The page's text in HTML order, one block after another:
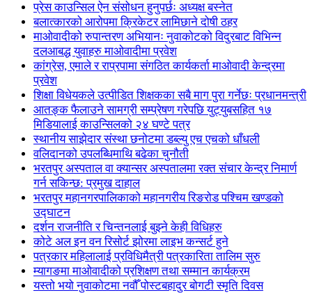
प्रेस काउन्सिल ऐन संसोधन हुनुपर्छः अध्यक्ष बस्नेत
बलात्कारको आरोपमा क्रिकेटर लामिछाने दोषी ठहर
माओवादीको रुपान्तरण अभियानः नुवाकोटको विदुरबाट विभिन्न
दलआबद्ध युवाहरु माओवादीमा प्रवेश
कांग्रेस, एमाले र राप्रपामा संगठित कार्यकर्ता माओवादी केन्द्रमा
प्रवेश
शिक्षा विधेयकले उत्पीडित शिक्षकका सबै माग पुरा गर्नेछः प्रधानमन्त्री
आतङ्क फैलाउने सामग्री सम्प्रेषण गरेपछि युट्युबसहित १७
मिडियालाई काउन्सिलको २४ घण्टे पत्र
स्थानीय साझेदार संस्था छनोटमा डब्ल्यु एच एचको धाँधली
वलिदानको उपलब्धिमाथि बढेका चुनौती
भरतपुर अस्पताल वा क्यान्सर अस्पतालमा रक्त संचार केन्द्र निमार्ण
गर्न सकिन्छ: प्रमुख दाहाल
भरतपुर महानगरपालिकाको महानगरीय रिङरोड पश्चिम खण्डको
उद्घाटन
दर्शन राजनीति र चिन्तनलाई बुझ्ने केही विधिहरु
कोटे अल इन वन रिसोर्ट झोरमा लाइभ कन्सर्ट हुने
पत्रकार महिलालाई प्रविधिमैत्री पत्रकारिता तालिम सुरु
म्यागङमा माओवादीको प्रशिक्षण तथा सम्मान कार्यक्रम
यस्तो भयो नुवाकोटमा नवौँ पोस्टबहादुर बोगटी स्मृति दिवस